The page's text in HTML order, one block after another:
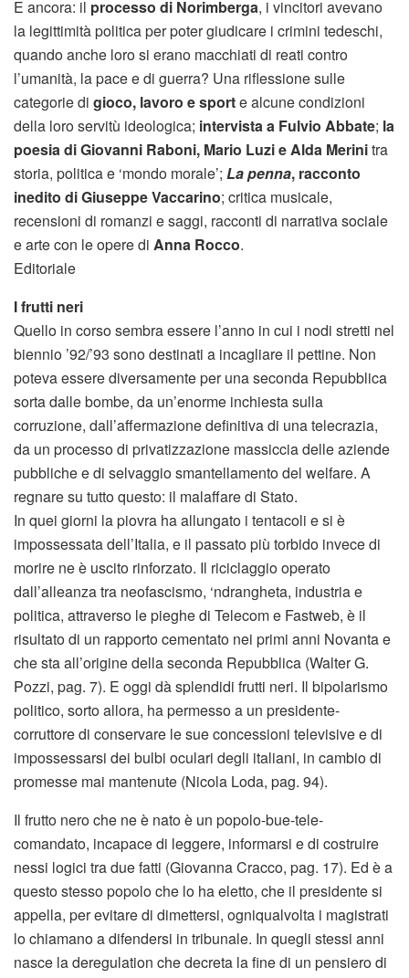
E ancora: il processo di Norimberga, i vincitori avevano
la legittimità politica per poter giudicare i crimini tedeschi,
quando anche loro si erano macchiati di reati contro
l’umanità, la pace e di guerra? Una riflessione sulle
categorie di gioco, lavoro e sporte alcune condizioni
della loro servitù ideologica; intervista a Fulvio Abbate; la
poesia di Giovanni Raboni, Mario Luzi e Alda Merinitra
storia, politica e ‘mondo morale’; La penna, racconto
inedito di Giuseppe Vaccarino; critica musicale,
recensioni di romanzi e saggi, racconti di narrativa sociale
e arte con le opere di Anna Rocco.
Editoriale
I frutti neri
Quello in corso sembra essere l’anno in cui i nodi stretti nel
biennio ’92/’93 sono destinati a incagliare il pettine. Non
poteva essere diversamente per una seconda Repubblica
sorta dalle bombe, da un’enorme inchiesta sulla
corruzione, dall’affermazione definitiva di una telecrazia,
da un processo di privatizzazione massiccia delle aziende
pubbliche e di selvaggio smantellamento del welfare. A
regnare su tutto questo: il malaffare di Stato.
In quei giorni la piovra ha allungato i tentacoli e si è
impossessata dell’Italia, e il passato più torbido invece di
morire ne è uscito rinforzato. Il riciclaggio operato
dall’alleanza tra neofascismo, ‘ndrangheta, industria e
politica, attraverso le pieghe di Telecom e Fastweb, è il
risultato di un rapporto cementato nei primi anni Novanta e
che sta all’origine della seconda Repubblica (Walter G.
Pozzi, pag. 7). E oggi dà splendidi frutti neri. Il bipolarismo
politico, sorto allora, ha permesso a un presidente-
corruttore di conservare le sue concessioni televisive e di
impossessarsi dei bulbi oculari degli italiani, in cambio di
promesse mai mantenute (Nicola Loda, pag. 94).
Il frutto nero che ne è nato è un popolo-bue-tele-
comandato, incapace di leggere, informarsi e di costruire
nessi logici tra due fatti (Giovanna Cracco, pag. 17). Ed è a
questo stesso popolo che lo ha eletto, che il presidente si
appella, per evitare di dimettersi, ogniqualvolta i magistrati
lo chiamano a difendersi in tribunale. In quegli stessi anni
nasce la deregulation che decreta la fine di un pensiero di